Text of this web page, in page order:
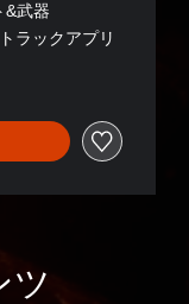
&武器
ラックアプリ
ツ